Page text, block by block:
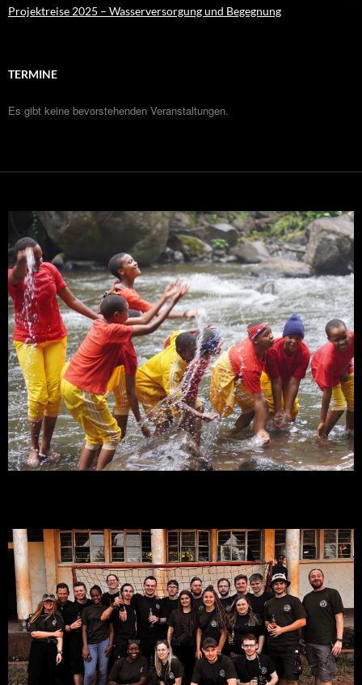
Projektreise 2025 – Wasserversorgung und Begegnung
TERMINE
Es gibt keine bevorstehenden Veranstaltungen.